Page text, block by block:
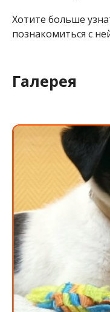
Хотите больше
познакомиться с
Галерея